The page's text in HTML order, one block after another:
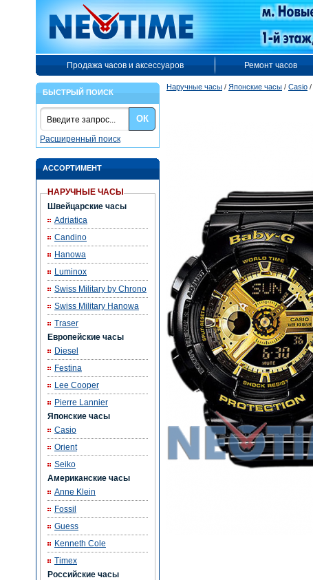
Продажа часов и аксессуаров Ремонт часов
БЫСТРЫЙ ПОИСК
ОК
Расширенный поиск
АССОРТИМЕНТ
НАРУЧНЫЕ ЧАСЫ
Швейцарские часы
Adriatica
Candino
Hanowa
Luminox
Swiss Military by Chrono
Swiss Military Hanowa
Traser
Европейские часы
Diesel
Festina
Lee Cooper
Pierre Lannier
Японские часы
Casio
Orient
Seiko
Американские часы
Anne Klein
Fossil
Guess
Kenneth Cole
Timex
Российские часы
Наручные часы / Японские часы / Casio /